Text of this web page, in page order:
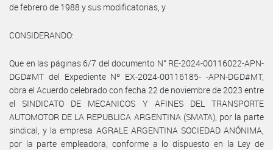
de febrero de 1988 y sus modificatorias, y
CONSIDERANDO:
Que en las páginas 6/7 del documento N° RE-2024-00116022-APN-
DGD#MT del Expediente Nº EX-2024-00116185- -APN-DGD#MT,
obra el Acuerdo celebrado con fecha 22 de noviembre de 2023 entre
el SINDICATO DE MECANICOS Y AFINES DEL TRANSPORTE
AUTOMOTOR DE LA REPUBLICA ARGENTINA (SMATA), por la parte
sindical, y la empresa AGRALE ARGENTINA SOCIEDAD ANÓNIMA,
por la parte empleadora, conforme a lo dispuesto en la Ley de